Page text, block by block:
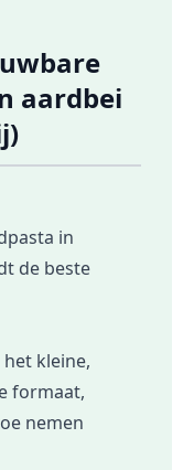
aardbei
in
de beste
kleine,
formaat,
nemen